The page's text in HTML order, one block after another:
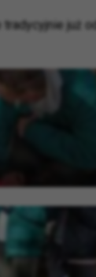
tradycyjnie już